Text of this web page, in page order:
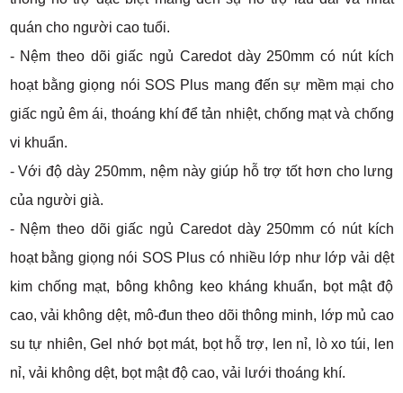
quán cho người cao tuổi.
- Nệm theo dõi giấc ngủ Caredot dày 250mm có nút kích
hoạt bằng giọng nói SOS Plus mang đến sự mềm mại cho
giấc ngủ êm ái, thoáng khí để tản nhiệt, chống mạt và chống
vi khuẩn.
- Với độ dày 250mm, nệm này giúp hỗ trợ tốt hơn cho lưng
của người già.
- Nệm theo dõi giấc ngủ Caredot dày 250mm có nút kích
hoạt bằng giọng nói SOS Plus có nhiều lớp như lớp vải dệt
kim chống mạt, bông không keo kháng khuẩn, bọt mật độ
cao, vải không dệt, mô-đun theo dõi thông minh, lớp mủ cao
su tự nhiên, Gel nhớ bọt mát, bọt hỗ trợ, len nỉ, lò xo túi, len
nỉ, vải không dệt, bọt mật độ cao, vải lưới thoáng khí.